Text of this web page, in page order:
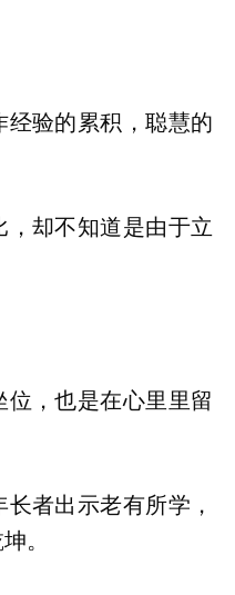
验的累积，聪慧的
却不知道是由于立
，也是在心里里留
者出示老有所学，
。